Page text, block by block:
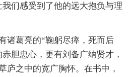
们感受到了他的远大抱负与理
诸葛亮的“鞠躬尽瘁，死而后
胆忠心，更有刘备广纳贤才，
庐之中的宽广胸怀。在书中，